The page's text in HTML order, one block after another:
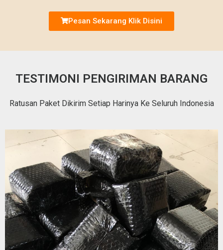
Pesan Sekarang Klik Disini
TESTIMONI PENGIRIMAN BARANG
Ratusan Paket Dikirim Setiap Harinya Ke Seluruh Indonesia